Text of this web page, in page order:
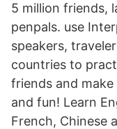
5 million friends,
penpals. use
speakers,
countries to
friends and
and fun! Learn
French, Chinese